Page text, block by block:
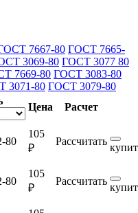
7667-80 ГОСТ 7665-
3069-80 ГОСТ 3077 80
7669-80 ГОСТ 3083-80
3071-80 ГОСТ 3079-80
Цена
Расчет
80
105
₽
Рассчитать
80
105
₽
Рассчитать